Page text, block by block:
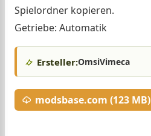
Spielordner kopieren.
Getriebe: Automatik
Ersteller:OmsiVimeca
modsbase.com (123 MB)